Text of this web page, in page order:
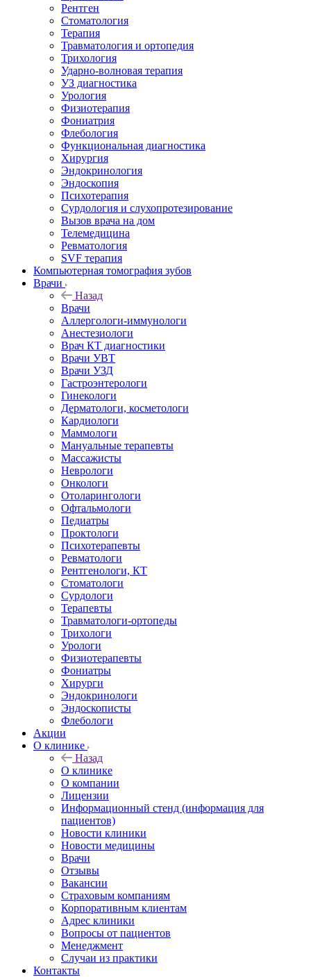
Рентген
Стоматология
Терапия
Травматология и ортопедия
Трихология
Ударно-волновая терапия
УЗ диагностика
Урология
Физиотерапия
Фониатрия
Флебология
Функциональная диагностика
Хирургия
Эндокринология
Эндоскопия
Психотерапия
Сурдология и слухопротезирование
Вызов врача на дом
Телемедицина
Ревматология
SVF терапия
Компьютерная томография зубов
Врачи
Назад
Врачи
Аллергологи-иммунологи
Анестезиологи
Врач КТ диагностики
Врачи УВТ
Врачи УЗД
Гастроэнтерологи
Гинекологи
Дерматологи, косметологи
Кардиологи
Маммологи
Мануальные терапевты
Массажисты
Неврологи
Онкологи
Отоларингологи
Офтальмологи
Педиатры
Проктологи
Психотерапевты
Ревматологи
Рентгенологи, КТ
Стоматологи
Сурдологи
Терапевты
Травматологи-ортопеды
Трихологи
Урологи
Физиотерапевты
Фониатры
Хирурги
Эндокринологи
Эндоскописты
Флебологи
Акции
О клинике
Назад
О клинике
О компании
Лицензии
Информационный стенд (информация для
пациентов)
Новости клиники
Новости медицины
Врачи
Отзывы
Вакансии
Страховым компаниям
Корпоративным клиентам
Адрес клиники
Вопросы от пациентов
Менеджмент
Случаи из практики
Контакты